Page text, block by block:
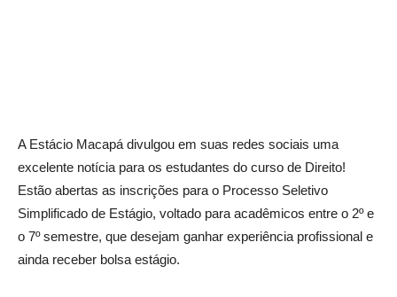
A Estácio Macapá divulgou em suas redes sociais uma
excelente notícia para os estudantes do curso de Direito!
Estão abertas as inscrições para o Processo Seletivo
Simplificado de Estágio, voltado para acadêmicos entre o 2º e
o 7º semestre, que desejam ganhar experiência profissional e
ainda receber bolsa estágio.